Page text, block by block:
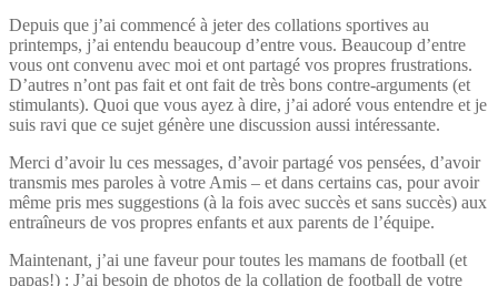
Depuis que j’ai commencé à jeter des collations sportives au
printemps, j’ai entendu beaucoup d’entre vous. Beaucoup d’entre
vous ont convenu avec moi et ont partagé vos propres frustrations.
D’autres n’ont pas fait et ont fait de très bons contre-arguments (et
stimulants). Quoi que vous ayez à dire, j’ai adoré vous entendre et je
suis ravi que ce sujet génère une discussion aussi intéressante.
Merci d’avoir lu ces messages, d’avoir partagé vos pensées, d’avoir
transmis mes paroles à votre Amis – et dans certains cas, pour avoir
même pris mes suggestions (à la fois avec succès et sans succès) aux
entraîneurs de vos propres enfants et aux parents de l’équipe.
Maintenant, j’ai une faveur pour toutes les mamans de football (et
papas!) : J’ai besoin de photos de la collation de football de votre